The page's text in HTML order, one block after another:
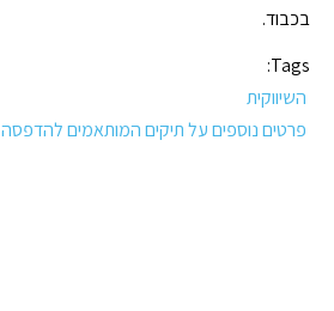
בכבוד.
Tags:
השיווקית
פרטים נוספים על תיקים המותאמים להדפסה